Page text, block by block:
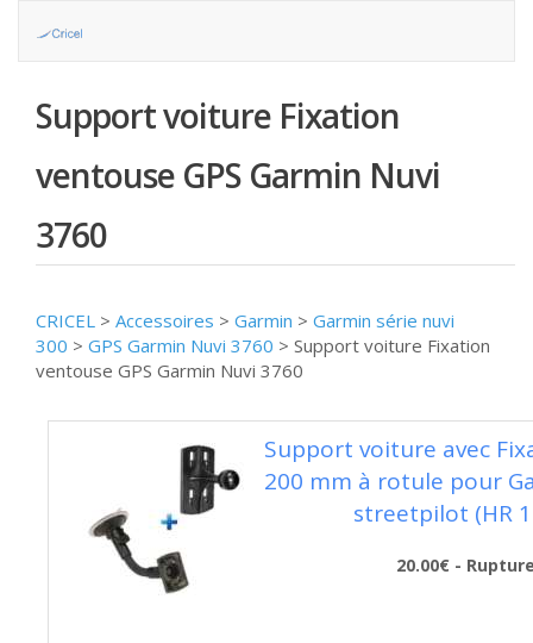
Support voiture Fixation
ventouse GPS Garmin Nuvi
3760
CRICEL > Accessoires > Garmin > Garmin série nuvi
300 > GPS Garmin Nuvi 3760 > Support voiture Fixation
ventouse GPS Garmin Nuvi 3760
Support voiture avec
200 mm à rotule pour
streetpilot (HR
20.00€ -